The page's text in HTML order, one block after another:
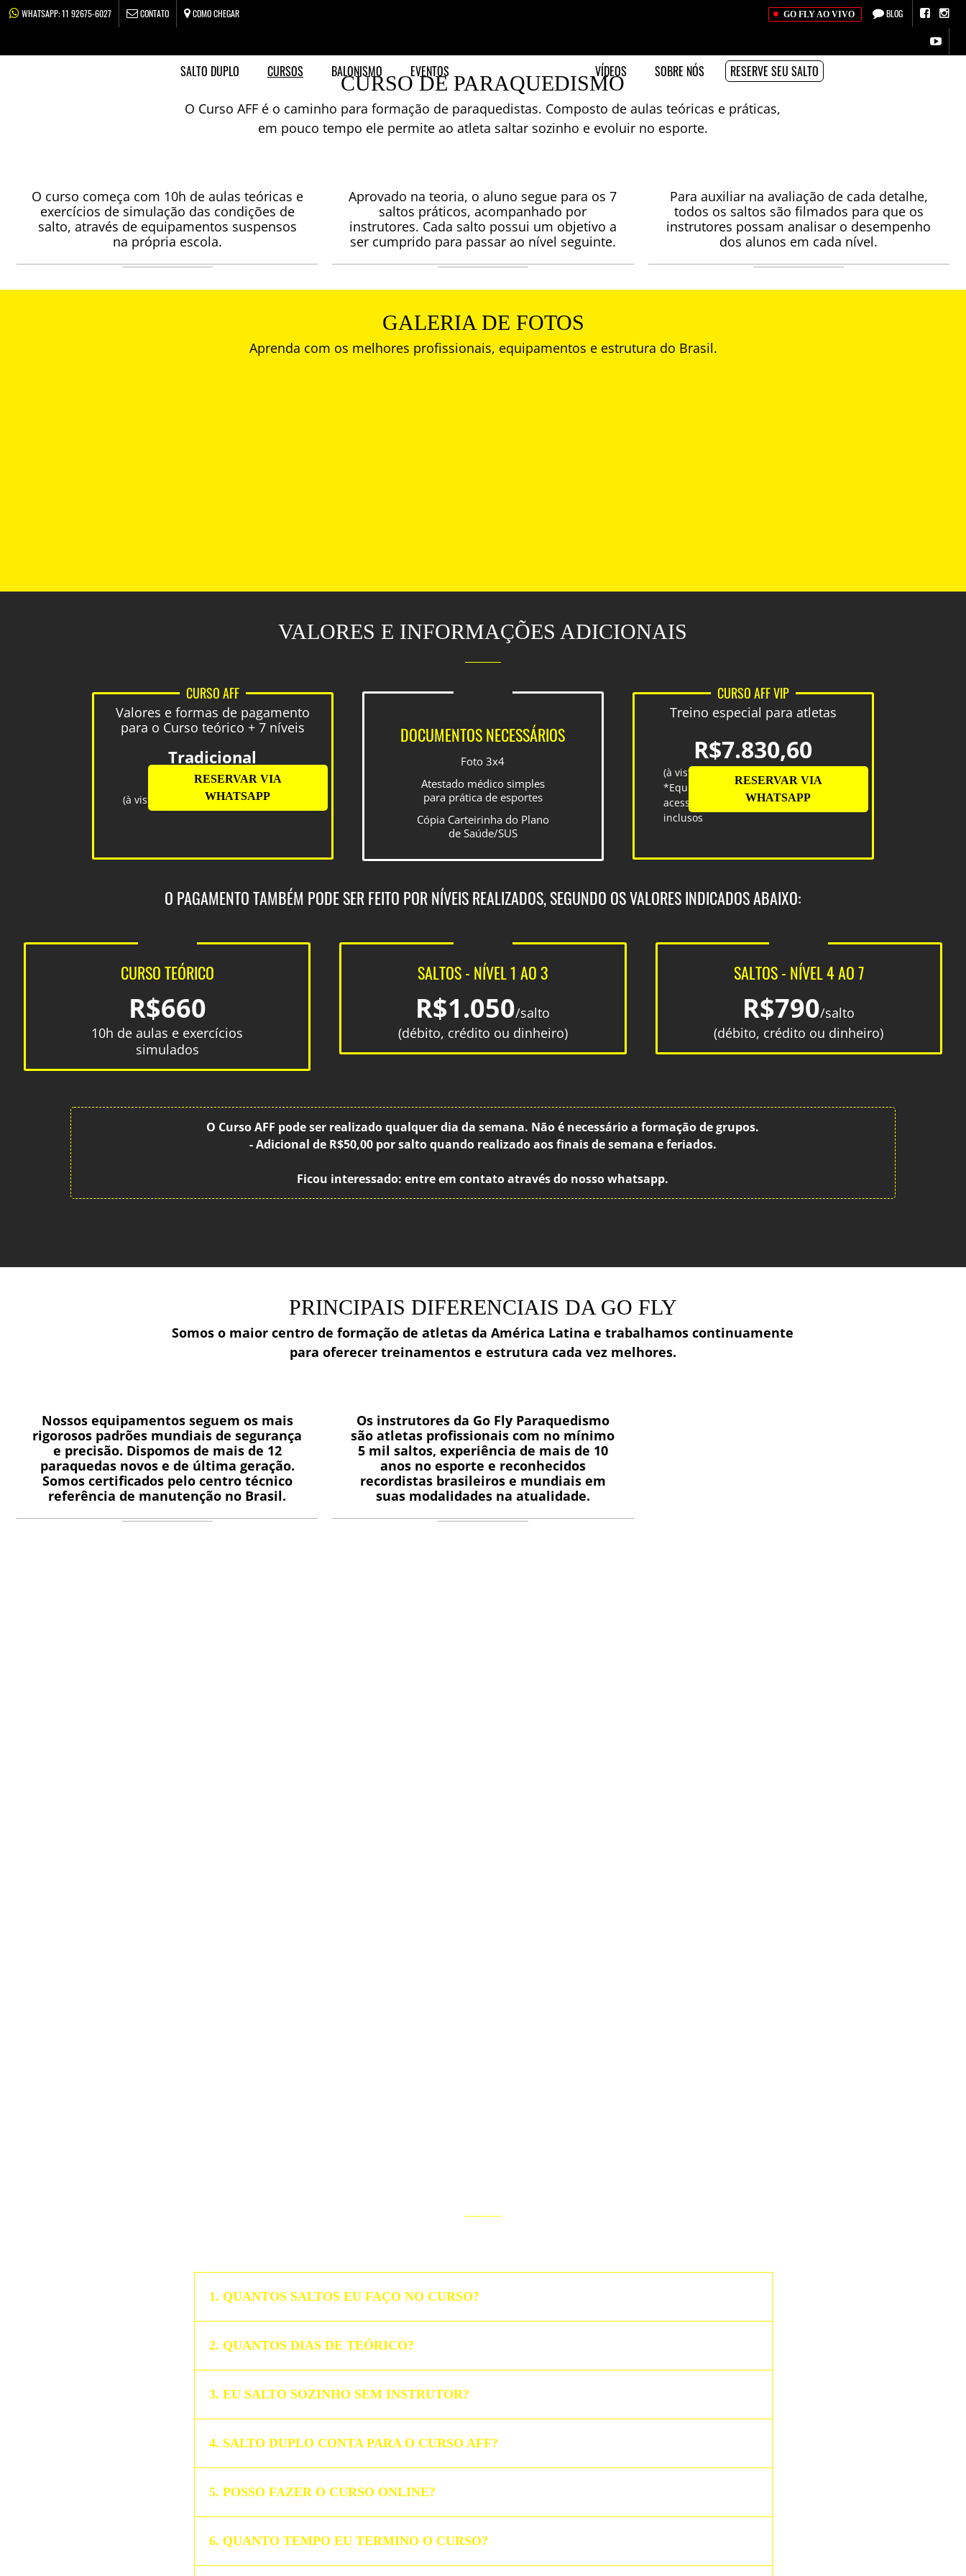
WHATSAPP:11 92675-6027 CONTATO COMO CHEGAR GO FLY AO VIVO BLOG
SALTO DUPLO CURSOS BALONISMO EVENTOS VÍDEOS SOBRE NÓS RESERVE SEU SALTO
CURSO DE PARAQUEDISMO
O Curso AFF é o caminho para formação de paraquedistas. Composto de aulas teóricas e práticas,
em pouco tempo ele permite ao atleta saltar sozinho e evoluir no esporte.
O curso começa com 10h de aulas teóricas e
exercícios de simulação das condições de
salto, através de equipamentos suspensos
na própria escola.
Aprovado na teoria, o aluno segue para os 7
saltos práticos, acompanhado por
instrutores. Cada salto possui um objetivo a
ser cumprido para passar ao nível seguinte.
Para auxiliar na avaliação de cada detalhe,
todos os saltos são filmados para que os
instrutores possam analisar o desempenho
dos alunos em cada nível.
GALERIA DE FOTOS
Aprenda com os melhores profissionais, equipamentos e estrutura do Brasil.
VALORES E INFORMAÇÕES ADICIONAIS
CURSO AFF
Valores e formas de pagamento
para o Curso teórico + 7 níveis
Tradicional
R$6.482,10
(à vista)
CURSO AFF VIP
Treino especial para atletas
R$7.830,60
(à vista)
*Equipamento e
acessórios
inclusos
DOCUMENTOS NECESSÁRIOS
Foto 3x4
Atestado médico simples
para prática de esportes
Cópia Carteirinha do Plano
de Saúde/SUS
O PAGAMENTO TAMBÉM PODE SER FEITO POR NÍVEIS REALIZADOS, SEGUNDO OS VALORES INDICADOS ABAIXO:
CURSO TEÓRICO
R$660
10h de aulas e exercícios
simulados
SALTOS - NÍVEL 1 AO 3
R$1.050/salto
(débito, crédito ou dinheiro)
SALTOS - NÍVEL 4 AO 7
R$790/salto
(débito, crédito ou dinheiro)
O Curso AFF pode ser realizado qualquer dia da semana. Não é necessário a formação de grupos.
- Adicional de R$50,00 por salto quando realizado aos finais de semana e feriados.
Ficou interessado: entre em contato através do nosso whatsapp.
PRINCIPAIS DIFERENCIAIS DA GO FLY
Somos o maior centro de formação de atletas da América Latina e trabalhamos continuamente
para oferecer treinamentos e estrutura cada vez melhores.
EQUIPAMENTOS
Nossos equipamentos seguem os mais
rigorosos padrões mundiais de segurança
e precisão. Dispomos de mais de 12
paraquedas novos e de última geração.
Somos certificados pelo centro técnico
referência de manutenção no Brasil.
EQUIPE
Os instrutores da Go Fly Paraquedismo
são atletas profissionais com no mínimo
5 mil saltos, experiência de mais de 10
anos no esporte e reconhecidos
recordistas brasileiros e mundiais em
suas modalidades na atualidade.
QUANTOS SALTOS EU FAÇO NO CURSO?
QUANTOS DIAS DE TEÓRICO?
EU SALTO SOZINHO SEM INSTRUTOR?
SALTO DUPLO CONTA PARA O CURSO AFF?
POSSO FAZER O CURSO ONLINE?
QUANTO TEMPO EU TERMINO O CURSO?